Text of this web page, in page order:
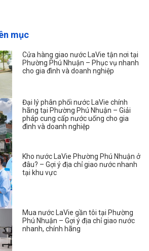
mục
Cửa hàng giao nước LaVie tận nơi tại
Phường Phú Nhuận – Phục vụ nhanh
cho gia đình và doanh nghiệp
Đại lý phân phối nước LaVie chính
hãng tại Phường Phú Nhuận – Giải
pháp cung cấp nước uống cho gia
đình và doanh nghiệp
Kho nước LaVie Phường Phú Nhuận ở
đâu? – Gợi ý địa chỉ giao nước nhanh
tại khu vực
Mua nước LaVie gần tôi tại Phường
Phú Nhuận – Gợi ý địa chỉ giao nước
nhanh, chính hãng